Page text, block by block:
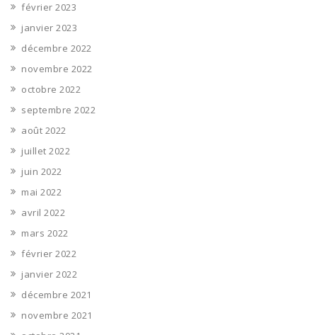
février 2023
janvier 2023
décembre 2022
novembre 2022
octobre 2022
septembre 2022
août 2022
juillet 2022
juin 2022
mai 2022
avril 2022
mars 2022
février 2022
janvier 2022
décembre 2021
novembre 2021